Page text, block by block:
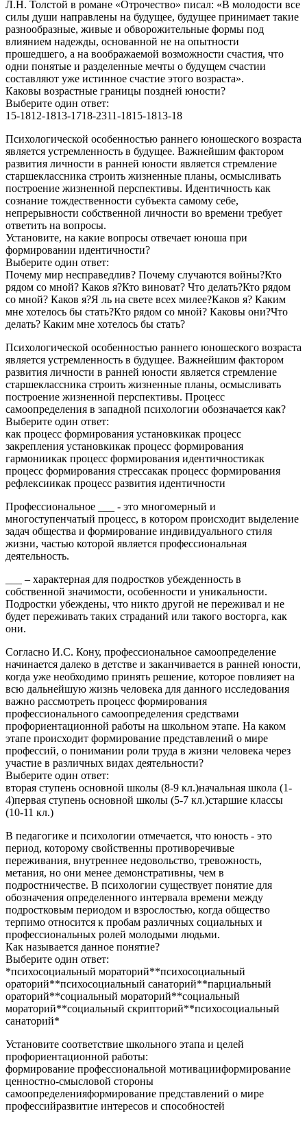
Л.Н. Толстой в романе «Отрочество» писал: «В молодости все
силы души направлены на будущее, будущее принимает такие
разнообразные, живые и обворожительные формы под
влиянием надежды, основанной не на опытности
прошедшего, а на воображаемой возможности счастия, что
одни понятые и разделенные мечты о будущем счастии
составляют уже истинное счастие этого возраста».
Каковы возрастные границы поздней юности?
Выберите один ответ:
15-1812-1813-1718-2311-1815-1813-18
Психологической особенностью раннего юношеского возраста
является устремленность в будущее. Важнейшим фактором
развития личности в ранней юности является стремление
старшеклассника строить жизненные планы, осмысливать
построение жизненной перспективы. Идентичность как
сознание тождественности субъекта самому себе,
непрерывности собственной личности во времени требует
ответить на вопросы.
Установите, на какие вопросы отвечает юноша при
формировании идентичности?
Выберите один ответ:
Почему мир несправедлив? Почему случаются войны?Кто
рядом со мной? Каков я?Кто виноват? Что делать?Кто рядом
со мной? Каков я?Я ль на свете всех милее?Каков я? Каким
мне хотелось бы стать?Кто рядом со мной? Каковы они?Что
делать? Каким мне хотелось бы стать?
Психологической особенностью раннего юношеского возраста
является устремленность в будущее. Важнейшим фактором
развития личности в ранней юности является стремление
старшеклассника строить жизненные планы, осмысливать
построение жизненной перспективы. Процесс
самоопределения в западной психологии обозначается как?
Выберите один ответ:
как процесс формирования установкикак процесс
закрепления установкикак процесс формирования
гармониикак процесс формирования идентичностикак
процесс формирования стрессакак процесс формирования
рефлексиикак процесс развития идентичности
Профессиональное ___ - это многомерный и
многоступенчатый процесс, в котором происходит выделение
задач общества и формирование индивидуального стиля
жизни, частью которой является профессиональная
деятельность.
___ – характерная для подростков убежденность в
собственной значимости, особенности и уникальности.
Подростки убеждены, что никто другой не переживал и не
будет переживать таких страданий или такого восторга, как
они.
Согласно И.С. Кону, профессиональное самоопределение
начинается далеко в детстве и заканчивается в ранней юности,
когда уже необходимо принять решение, которое повлияет на
всю дальнейшую жизнь человека для данного исследования
важно рассмотреть процесс формирования
профессионального самоопределения средствами
профориентационной работы на школьном этапе. На каком
этапе происходит формирование представлений о мире
профессий, о понимании роли труда в жизни человека через
участие в различных видах деятельности?
Выберите один ответ:
вторая ступень основной школы (8-9 кл.)начальная школа (1-
4)первая ступень основной школы (5-7 кл.)старшие классы
(10-11 кл.)
В педагогике и психологии отмечается, что юность - это
период, которому свойственны противоречивые
переживания, внутреннее недовольство, тревожность,
метания, но они менее демонстративны, чем в
подростничестве. В психологии существует понятие для
обозначения определенного интервала времени между
подростковым периодом и взрослостью, когда общество
терпимо относится к пробам различных социальных и
профессиональных ролей молодыми людьми.
Как называется данное понятие?
Выберите один ответ:
*психосоциальный мораторий**психосоциальный
ораторий**психосоциальный санаторий**парциальный
ораторий**социальный мораторий**социальный
мораторий**социальный скрипторий**психосоциальный
санаторий*
Установите соответствие школьного этапа и целей
профориентационной работы:
формирование профессиональной мотивацииформирование
ценностно-смысловой стороны
самоопределенияформирование представлений о мире
профессийразвитие интересов и способностей